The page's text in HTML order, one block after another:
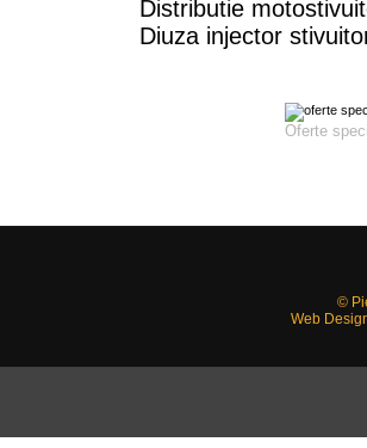
Distributie
Diuza injector
Oferte
©
Web